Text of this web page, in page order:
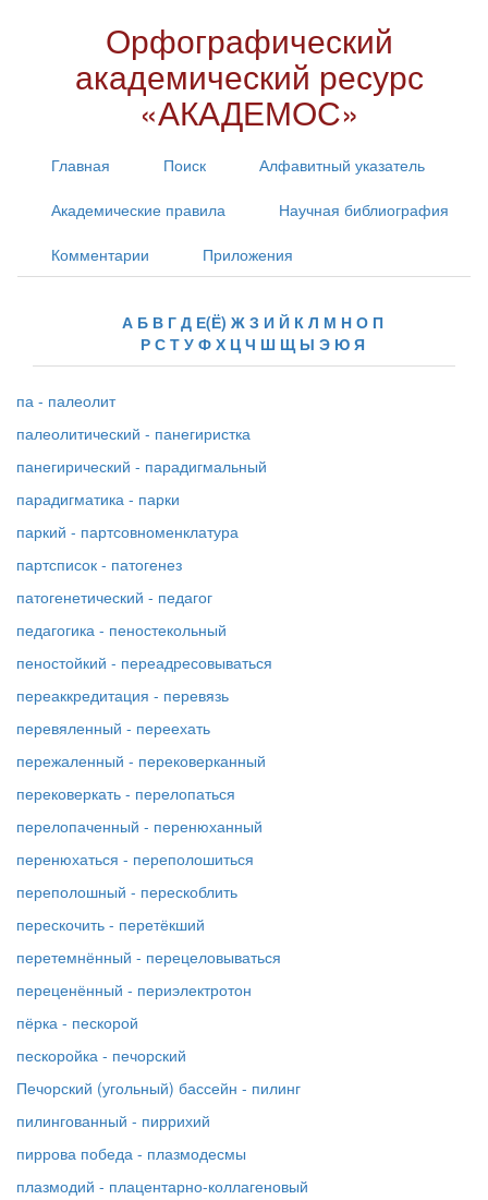
Орфографический
академический ресурс
«АКАДЕМОС»
Главная Поиск Алфавитный указатель
Академические правила Научная библиография
Комментарии Приложения
А Б В Г Д Е(Ё) Ж З И Й К Л М Н О П
Р С Т У Ф Х Ц Ч Ш Щ Ы Э Ю Я
па - палеолит
палеолитический - панегиристка
панегирический - парадигмальный
парадигматика - парки
паркий - партсовноменклатура
партсписок - патогенез
патогенетический - педагог
педагогика - пеностекольный
пеностойкий - переадресовываться
переаккредитация - перевязь
перевяленный - переехать
пережаленный - перековерканный
перековеркать - перелопаться
перелопаченный - перенюханный
перенюхаться - переполошиться
переполошный - перескоблить
перескочить - перетёкший
перетемнённый - перецеловываться
переценённый - периэлектротон
пёрка - пескорой
пескоройка - печорский
Печорский (угольный) бассейн - пилинг
пилингованный - пиррихий
пиррова победа - плазмодесмы
плазмодий - плацентарно-коллагеновый